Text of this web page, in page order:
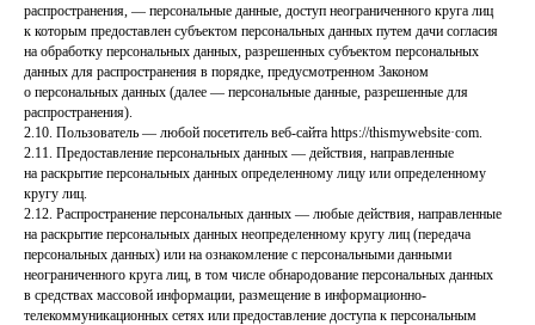
распространения, — персональные данные, доступ неограниченного круга лиц
к которым предоставлен субъектом персональных данных путем дачи согласия
на обработку персональных данных, разрешенных субъектом персональных
данных для распространения в порядке, предусмотренном Законом
о персональных данных (далее — персональные данные, разрешенные для
распространения).
2.10. Пользователь — любой посетитель веб-сайта httpsː//thismywebsite·com.
2.11. Предоставление персональных данных — действия, направленные
на раскрытие персональных данных определенному лицу или определенному
кругу лиц.
2.12. Распространение персональных данных — любые действия, направленные
на раскрытие персональных данных неопределенному кругу лиц (передача
персональных данных) или на ознакомление с персональными данными
неограниченного круга лиц, в том числе обнародование персональных данных
в средствах массовой информации, размещение в информационно-
телекоммуникационных сетях или предоставление доступа к персональным